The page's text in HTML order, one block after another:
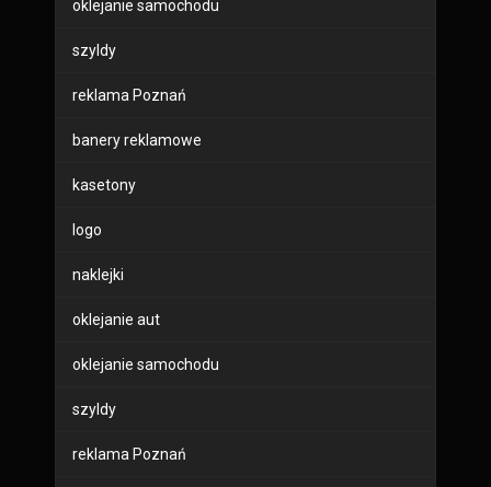
oklejanie samochodu
szyldy
reklama Poznań
banery reklamowe
kasetony
logo
naklejki
oklejanie aut
oklejanie samochodu
szyldy
reklama Poznań